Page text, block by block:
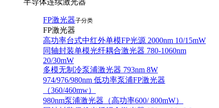
半导体连续激光器
FP激光器子分类
FP激光器
高功率台式中红外单模FP光源 2000nm 10/15mW
同轴封装单模光纤耦合激光器 780-1060nm
20/30mW
多模无制冷泵浦激光器 793nm 8W
974/976/980nm 低功率泵浦FP激光器
（360/460mw）
980nm泵浦激光器（高功率600/ 800mW）